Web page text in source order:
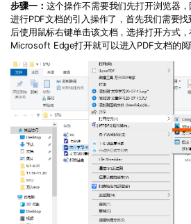
步骤一： 这个操作不需要我们先打开浏览器
进行PDF文档的引入操作了，首先我们需要
后使用鼠标右键单击该文档，选择打开方式
Microsoft Edge打开就可以进入PDF文档的阅